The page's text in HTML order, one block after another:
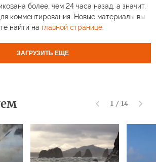
более, чем 24 часа назад, а значит,
комментирования. Новые материалы вы
найти на главной странице.
ЗАГРУЗИТЬ ЕЩЕ
1 / 14